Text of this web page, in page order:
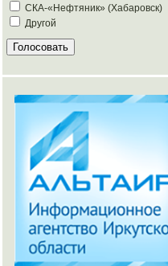
СКА-«Нефтяник» (Хабаровск)
Другой